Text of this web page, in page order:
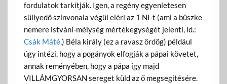
fordulatok tarkítják. Igen, a regény egyenletesen
süllyedő színvonala végül eléri az 1 NI-t (ami a büszke
nemere istváni-mélység mértékegységét jelenti, ld.:
Csák Máté.) Béla király (ez a ravasz ördög) például
úgy intézi, hogy a pogányok elfogják a pápai követet,
annak reményében, hogy a pápa így majd
VILLÁMGYORSAN sereget küld az ő megsegítésére.